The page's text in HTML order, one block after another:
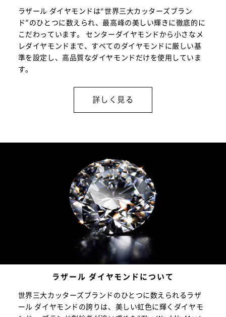
ラザール ダイヤモンドは“世界三大カッターズブラン
ド”のひとつに数えられ、最高峰の美しい輝きに徹底的に
こだわっています。 センターダイヤモンドから小さなメ
レダイヤモンドまで、すべてのダイヤモンドに厳しい基
準を設定し、高品質なダイヤモンドだけを使用していま
す。
詳しく見る
ラザール ダイヤモンドについて
世界三大カッターズブランドのひとつに数えられるラザ
ール ダイヤモンドの誇りは、美しい虹色に輝くダイヤモ